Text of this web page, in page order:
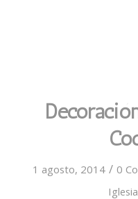
1 agosto, 2014 / 0